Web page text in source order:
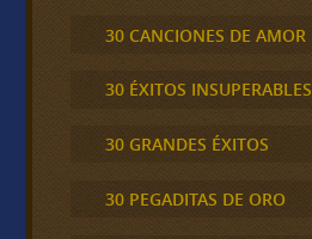
30 CANCIONES DE AMOR
30 ÉXITOS INSUPERABLES
30 GRANDES ÉXITOS
30 PEGADITAS DE ORO